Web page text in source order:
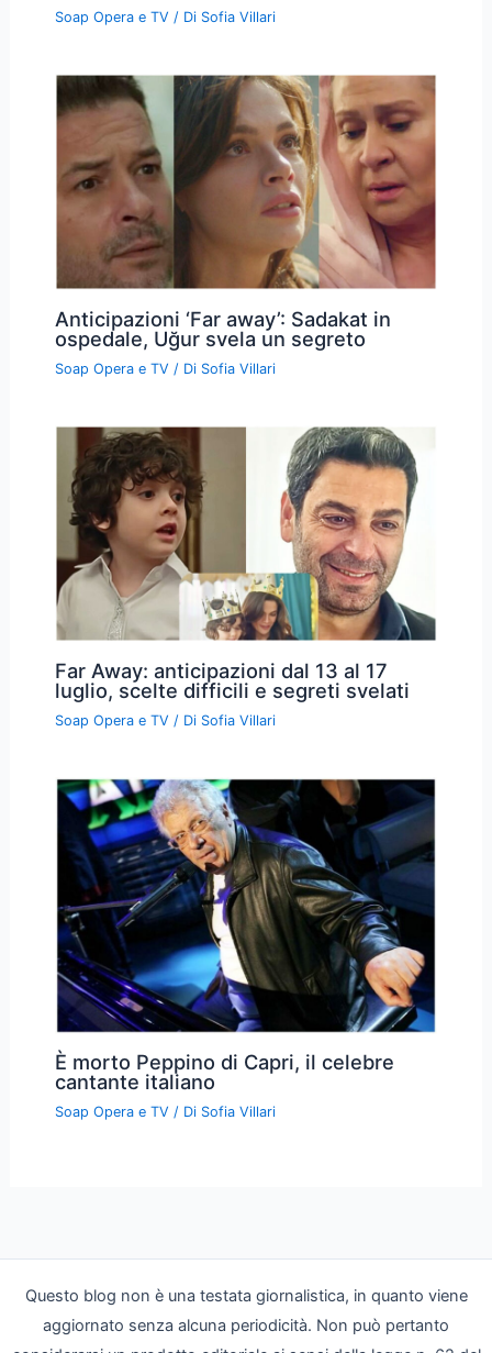
Soap Opera e TV / Di Sofia Villari
Anticipazioni ‘Far away’: Sadakat in
ospedale, Uğur svela un segreto
Soap Opera e TV / Di Sofia Villari
Far Away: anticipazioni dal 13 al 17
luglio, scelte difficili e segreti svelati
Soap Opera e TV / Di Sofia Villari
È morto Peppino di Capri, il celebre
cantante italiano
Soap Opera e TV / Di Sofia Villari
Questo blog non è una testata giornalistica, in quanto viene
aggiornato senza alcuna periodicità. Non può pertanto